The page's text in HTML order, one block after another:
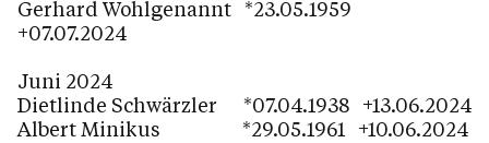
Gerhard Wohlgenannt *23.05.1959
+07.07.2024
Juni 2024
Dietlinde Schwärzler *07.04.1938 +13.06.2024
Albert Minikus *29.05.1961 +10.06.2024